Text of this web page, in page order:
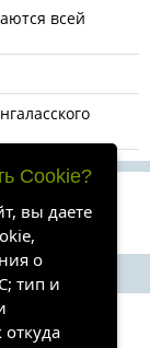
всей
Cookie?
вы даете
о
тип и